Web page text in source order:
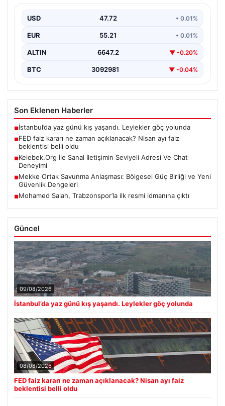
Ayı Faiz Beklentileri Belirlendi", "content": "Ekonomik…
USD 47.72 • 0.01%
EUR 55.21 • 0.01%
ALTIN 6647.2 ▼ -0.20%
BTC 3092981 ▼ -0.04%
Son Eklenen Haberler
■İstanbul’da yaz günü kış yaşandı. Leylekler göç yolunda
■FED faiz kararı ne zaman açıklanacak? Nisan ayı faiz
beklentisi belli oldu
■Kelebek.Org İle Sanal İletişimin Seviyeli Adresi Ve Chat
Deneyimi
■Mekke Ortak Savunma Anlaşması: Bölgesel Güç Birliği ve Yeni
Güvenlik Dengeleri
■Mohamed Salah, Trabzonspor’la ilk resmi idmanına çıktı
Güncel
09/08/2026
İstanbul’da yaz günü kış yaşandı. Leylekler göç yolunda
08/08/2026
FED faiz kararı ne zaman açıklanacak? Nisan ayı faiz
beklentisi belli oldu